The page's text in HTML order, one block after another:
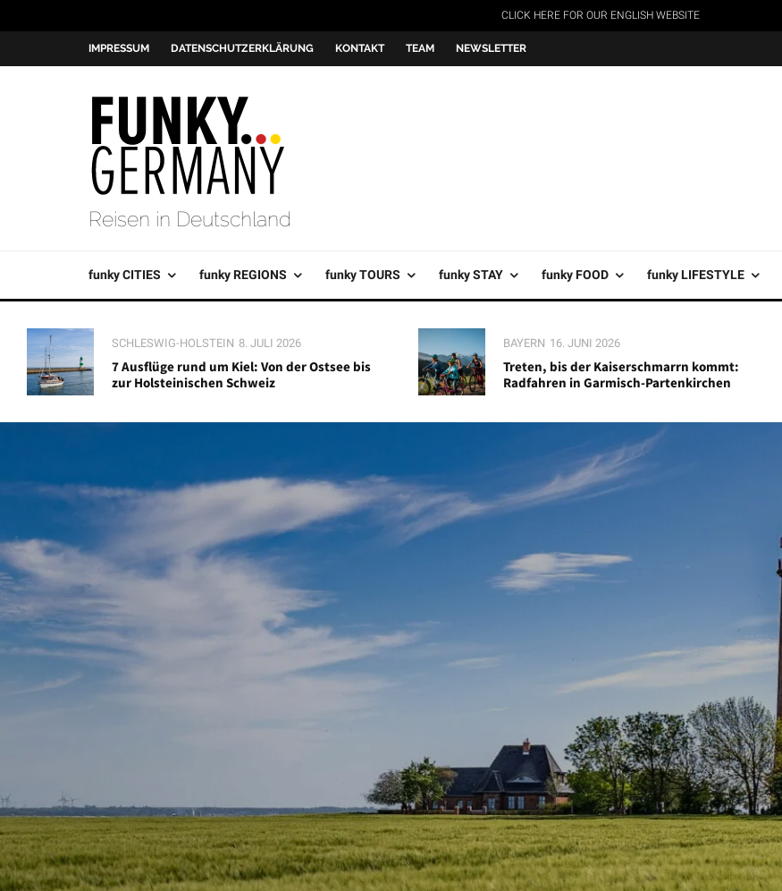
CLICK HERE FOR OUR ENGLISH WEBSITE
IMPRESSUM DATENSCHUTZERKLÄRUNG KONTAKT TEAM NEWSLETTER
Reisen in Deutschland
funky CITIES funky REGIONS funky TOURS funky STAY funky FOOD funky LIFESTYLE
SCHLESWIG-HOLSTEIN 8. JULI 2026
7 Ausflüge rund um Kiel: Von der Ostsee bis
zur Holsteinischen Schweiz
BAYERN 16. JUNI 2026
Treten, bis der Kaiserschmarrn kommt:
Radfahren in Garmisch-Partenkirchen